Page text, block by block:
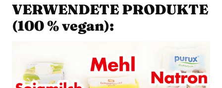
VERWENDETE PRODUKTE
(100 % vegan):